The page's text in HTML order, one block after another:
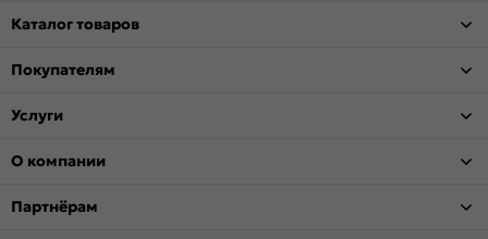
Каталог товаров
Покупателям
Услуги
О компании
Партнёрам